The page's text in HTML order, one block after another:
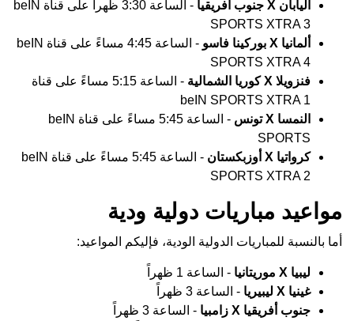
اليابان X جنوب أفريقيا
- الساعة 3:30 ظهراً على قناة beIN
SPORTS XTRA 3
ألمانيا X بوركينا فاسو
- الساعة 4:45 مساءً على قناة beIN
SPORTS XTRA 4
فنزويلا X كوريا الشمالية
- الساعة 5:15 مساءً على قناة
beIN SPORTS XTRA 1
النمسا X تونس
- الساعة 5:45 مساءً على قناة beIN
SPORTS
كرواتيا X أوزبكستان
- الساعة 5:45 مساءً على قناة beIN
SPORTS XTRA 2
مواعيد مباريات دولية ودية
أما بالنسبة للمباريات الدولية الودية، فإليكم المواعيد:
ليبيا X موريتانيا
- الساعة 1 ظهراً
غينيا X ليبيريا
- الساعة 3 ظهراً
جنوب أفريقيا X زامبيا
- الساعة 3 ظهراً